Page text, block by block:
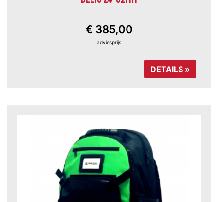
€ 385,00
adviesprijs
DETAILS »